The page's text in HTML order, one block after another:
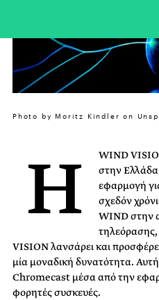
Photo by Moritz Kindler on
H
WIND
στην
εφαρμογή
σχεδόν
WIND στην
VISION λανσάρει και
μία μοναδική δυνατότητα.
Chromecast μέσα από την
φορητές συσκευές.